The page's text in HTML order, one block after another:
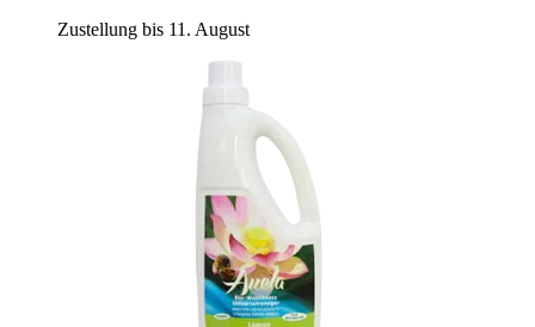
Zustellung bis 11. August